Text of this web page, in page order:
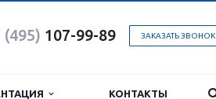
ЗАКАЗАТЬ ЗВОНОК
(495) 107-99-89
КОНТАКТЫ